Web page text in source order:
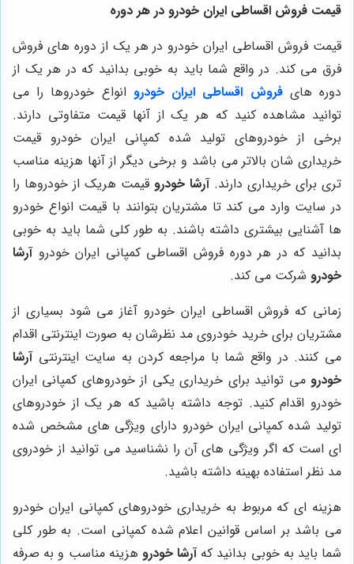
قیمت فروش اقساطی ایران خودرو در هر دوره
قیمت فروش اقساطی ایران خودرو در هر یک از دوره‌ های فروش
فرق می‌ کند. در واقع شما باید به خوبی بدانید که در هر یک از
دوره‌ هایفروش اقساطی ایران خودرو انواع خودروها را می
توانید مشاهده کنید که هر یک از آنها قیمت متفاوتی دارند.
برخی از خودروهای تولید شده کمپانی ایران خودرو قیمت
خریداری شان بالاتر می باشد و برخی دیگر از آنها هزینه مناسب
تری برای خریداری دارند.آرشا خودرو قیمت هریک از خودروها را
در سایت وارد می ‌کند تا مشتریان بتوانند با قیمت انواع خودرو
ها آشنایی بیشتری داشته باشند. به طور کلی شما باید به خوبی
بدانید که در هر دوره فروش اقساطی کمپانی ایران خودروآرشا
خودرو شرکت می‌ کند.
زمانی که فروش اقساطی ایران خودرو آغاز می شود بسیاری از
مشتریان برای خرید خودروی مد نظرشان به صورت اینترنتی اقدام
می ‌کنند. در واقع شما با مراجعه کردن به سایت اینترنتیآرشا
خودرو می توانید برای خریداری یکی از خودروهای کمپانی ایران
خودرو اقدام کنید. توجه داشته باشید که هر یک از خودروهای
تولید شده کمپانی ایران خودرو دارای ویژگی‌ های مشخص شده
‌ای است که اگر ویژگی‌ های آن را نشناسید می‌ توانید از خودروی
مد نظر استفاده بهینه داشته باشید.
هزینه ای که مربوط به خریداری خودروهای کمپانی ایران خودرو
می باشد بر اساس قوانین اعلام شده کمپانی است. به طور کلی
شما باید به خوبی بدانید کهآرشا خودرو هزینه مناسب و به صرفه